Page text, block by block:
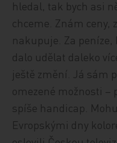
hledal, tak bych asi
chceme. Znám ceny,
nakupuje. Za
dalo udělat daleko
ještě změní. Já sám
omezené možnosti –
spíše handicap.
Evropskými dny